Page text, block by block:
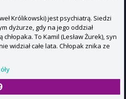
Królikowski) jest psychiatrą. Siedzi
dyżurze, gdy na jego oddział
chłopaka. To Kamil (Lesław Żurek), syn
widział całe lata. Chłopak znika ze